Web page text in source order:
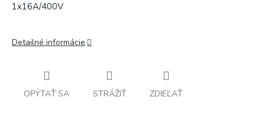
1x16A/400V
Detailné informácie
OPÝTAŤ SA STRÁŽIŤ ZDIEĽAŤ